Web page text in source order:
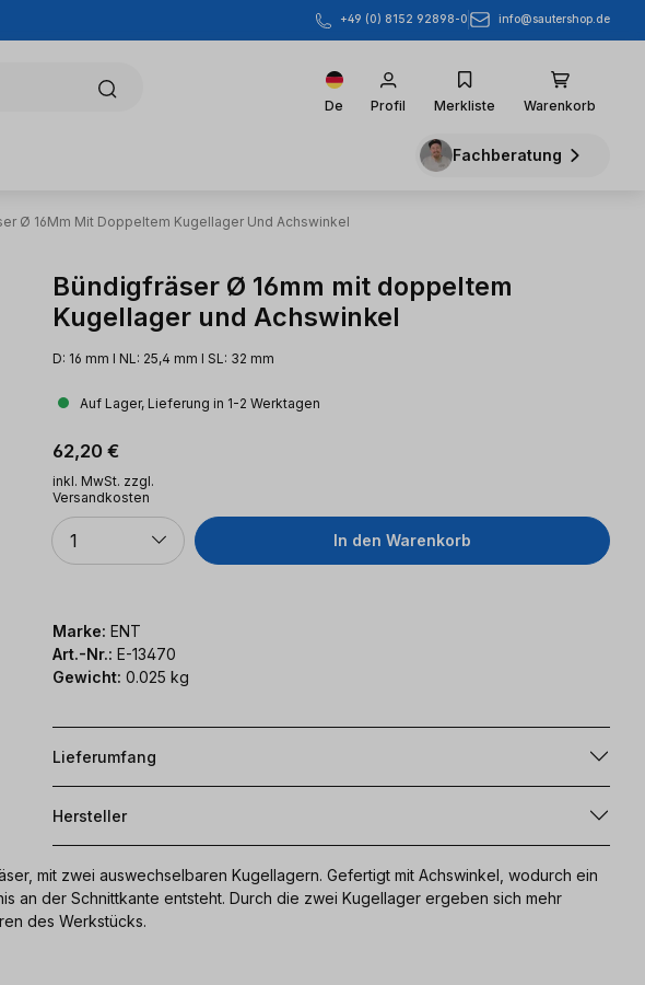
+49 (0) 8152 92898-0 info@sautershop.de
De Profil Merkliste Warenkorb
Fachberatung
Ø 16Mm Mit Doppeltem Kugellager Und Achswinkel
Bündigfräser Ø 16mm mit doppeltem
Kugellager und Achswinkel
D: 16 mm l NL: 25,4 mm l SL: 32 mm
Auf Lager, Lieferung in 1-2 Werktagen
Regulärer Preis:
62,20 €
inkl. MwSt. zzgl.
Versandkosten
Anzahl
1 In den Warenkorb
Marke: ENT
Art.-Nr.: E-13470
Gewicht: 0.025 kg
Lieferumfang
Hersteller
mit zwei auswechselbaren Kugellagern. Gefertigt mit Achswinkel, wodurch ein
an der Schnittkante entsteht. Durch die zwei Kugellager ergeben sich mehr
des Werkstücks.